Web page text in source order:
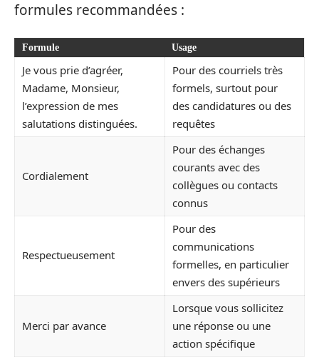
formules recommandées :
Formule Usage
Je vous prie d’agréer,
Madame, Monsieur,
l’expression de mes
salutations distinguées.
Pour des courriels très
formels, surtout pour
des candidatures ou des
requêtes
Cordialement
Pour des échanges
courants avec des
collègues ou contacts
connus
Respectueusement
Pour des
communications
formelles, en particulier
envers des supérieurs
Merci par avance
Lorsque vous sollicitez
une réponse ou une
action spécifique